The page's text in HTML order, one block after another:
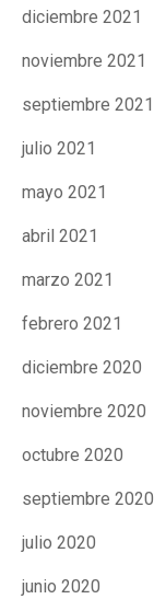
diciembre 2021
noviembre 2021
septiembre 2021
julio 2021
mayo 2021
abril 2021
marzo 2021
febrero 2021
diciembre 2020
noviembre 2020
octubre 2020
septiembre 2020
julio 2020
junio 2020